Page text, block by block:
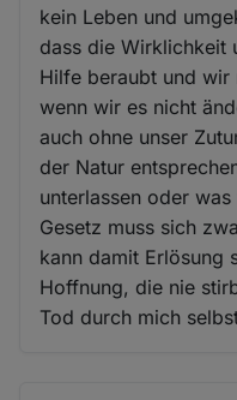
kein Leben und
dass die Wirklichkeit
Hilfe beraubt und wir
wenn wir es nicht
auch ohne unser
der Natur
unterlassen oder
Gesetz muss sich
kann damit Erlösung
Hoffnung, die nie
Tod durch mich